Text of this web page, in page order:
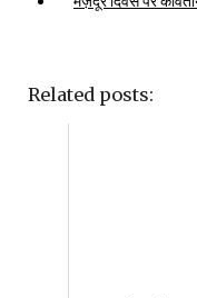
Related posts: